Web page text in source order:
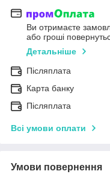
Ви отримаєте
або гроші
Детальніше
Післяплата
Карта банку
Післяплата
Всі умови оплати
Умови повернення